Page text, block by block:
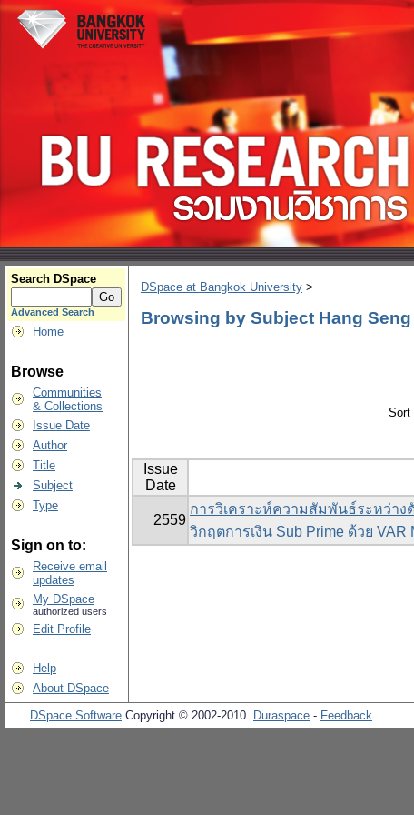
Search DSpace
Advanced Search
Home
Browse
Communities
& Collections
Issue Date
Author
Title
Subject
Type
Sign on to:
Receive email
updates
My DSpace
authorized users
Edit Profile
Help
About DSpace
DSpace at Bangkok University >
Browsing by Subject Hang
Sort
Issue
Date
2559
การวิเคราะห์ความสัมพันธ์ระหว่า
วิกฤตการเงิน Sub Prime ด้วย VAR
DSpace Software Copyright © 2002-2010 Duraspace - Feedback